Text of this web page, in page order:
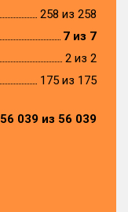
258 из 258
7 из 7
2 из 2
175 из 175
56 039 из 56 039